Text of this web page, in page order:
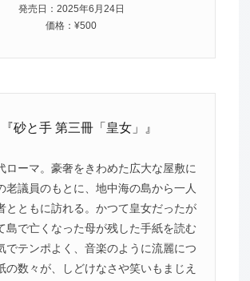
発売日：2025年6月24日
価格：¥500
『砂と手 第三冊「皇女」』
ローマ。豪奢をきわめた広大な屋敷に
老議員のもとに、地中海の島から一人
とともに訪れる。かつて皇女だったが
島で亡くなった母が残した手紙を読む
でテンポよく、音楽のように流麗につ
の数々が、しどけなさや笑いもまじえ